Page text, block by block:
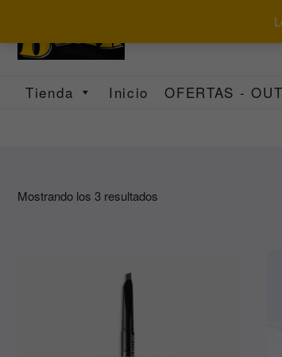
contenido
Tienda Inicio OFERTAS -
Mostrando los 3 resultados